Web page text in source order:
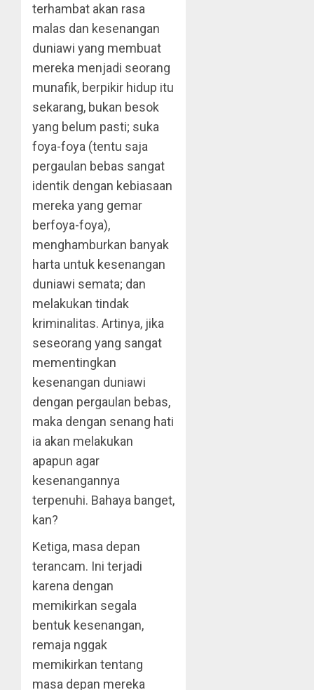
terhambat akan rasa
malas dan kesenangan
duniawi yang membuat
mereka menjadi seorang
munafik, berpikir hidup itu
sekarang, bukan besok
yang belum pasti; suka
foya-foya (tentu saja
pergaulan bebas sangat
identik dengan kebiasaan
mereka yang gemar
berfoya-foya),
menghamburkan banyak
harta untuk kesenangan
duniawi semata; dan
melakukan tindak
kriminalitas. Artinya, jika
seseorang yang sangat
mementingkan
kesenangan duniawi
dengan pergaulan bebas,
maka dengan senang hati
ia akan melakukan
apapun agar
kesenangannya
terpenuhi. Bahaya banget,
kan?
Ketiga, masa depan
terancam. Ini terjadi
karena dengan
memikirkan segala
bentuk kesenangan,
remaja nggak
memikirkan tentang
masa depan mereka